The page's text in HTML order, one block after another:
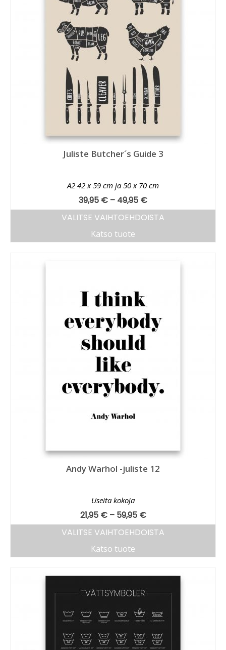
Juliste Butcher´s Guide 3
A2 42 x 59 cm ja 50 x 70 cm
39,95 € – 49,95 €
VALITSE VAIHTOEHDOISTA
Katso tuote
Andy Warhol -juliste 12
Useita kokoja
21,95 € – 59,95 €
VALITSE VAIHTOEHDOISTA
Katso tuote